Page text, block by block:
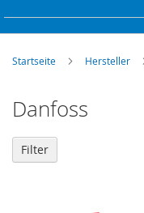
Startseite Hersteller
Danfoss
Filter